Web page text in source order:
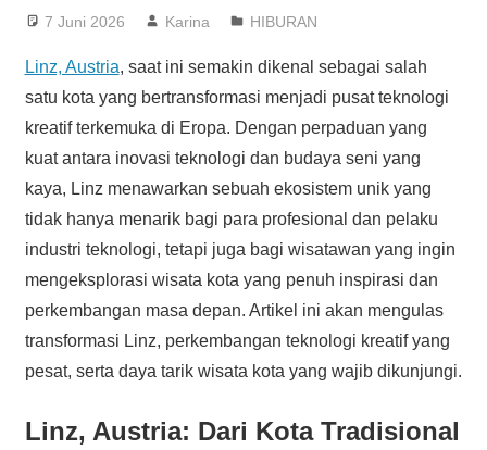
7 Juni 2026 Karina HIBURAN
Linz, Austria, saat ini semakin dikenal sebagai salah
satu kota yang bertransformasi menjadi pusat teknologi
kreatif terkemuka di Eropa. Dengan perpaduan yang
kuat antara inovasi teknologi dan budaya seni yang
kaya, Linz menawarkan sebuah ekosistem unik yang
tidak hanya menarik bagi para profesional dan pelaku
industri teknologi, tetapi juga bagi wisatawan yang ingin
mengeksplorasi wisata kota yang penuh inspirasi dan
perkembangan masa depan. Artikel ini akan mengulas
transformasi Linz, perkembangan teknologi kreatif yang
pesat, serta daya tarik wisata kota yang wajib dikunjungi.
Linz, Austria: Dari Kota Tradisional